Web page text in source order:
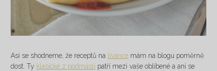
Asi se shodneme, že receptů na lívance mám na blogu poměrně
dost. Ty klasické z podmáslí patří mezi vaše oblíbené a ani se